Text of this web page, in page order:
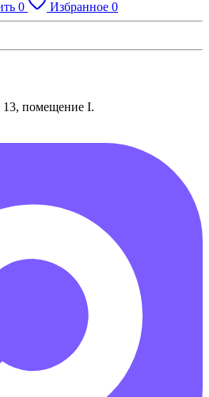
0 Избранное 0
13, помещение I.